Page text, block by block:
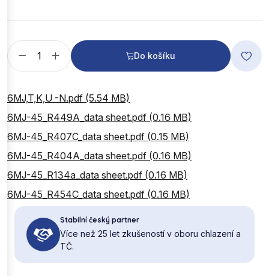
Do košíku
6MJ,T,K,U -N.pdf (5.54 MB)
6MJ-45_R449A_data sheet.pdf (0.16 MB)
6MJ-45_R407C_data sheet.pdf (0.15 MB)
6MJ-45_R404A_data sheet.pdf (0.16 MB)
6MJ-45_R134a_data sheet.pdf (0.16 MB)
6MJ-45_R454C_data sheet.pdf (0.16 MB)
Stabilní český partner
Více než 25 let zkušeností v oboru chlazení a
TČ.